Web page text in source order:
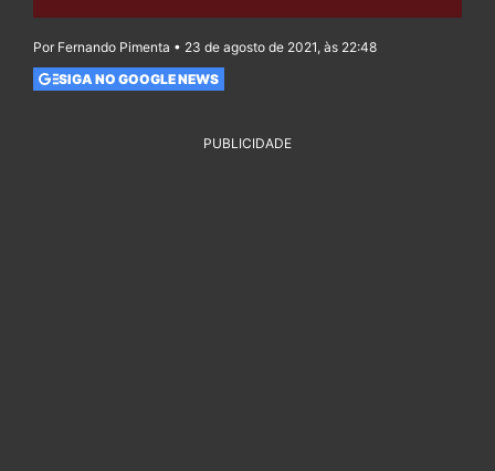
Por Fernando Pimenta • 23 de agosto de 2021, às 22:48
SIGA NO GOOGLE NEWS
PUBLICIDADE